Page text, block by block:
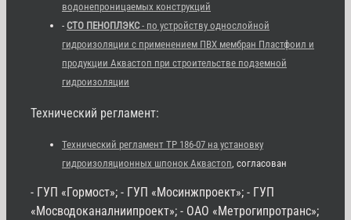
водонепроницаемых конструкций
- СТО ПЕНОПЛЭКС- по устройству однослойной
гидроизоляции с применением ПВХ мембран Пластфоил и
продукции Аквастоп при строительстве подземной
гидроизоляции
Технический регламент:
Технический регламент ТР 186-07 на установку
гидроизоляционных шпонок Аквастоп, согласован
- ГУП «Гормост»; - ГУП «Мосинжпроект»; - ГУП
«Мосводоканалниипроект»; - ОАО «Метрогипротранс»;